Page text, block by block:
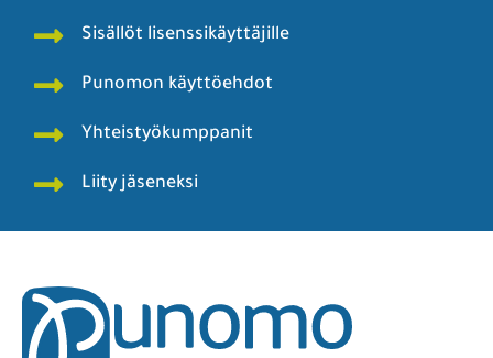
Sisällöt lisenssikäyttäjille
Punomon käyttöehdot
Yhteistyökumppanit
Liity jäseneksi